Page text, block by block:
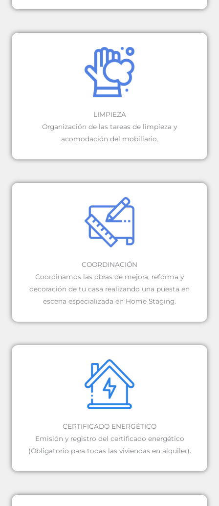
LIMPIEZA
Organización de las tareas de limpieza y
acomodación del mobiliario.
COORDINACIÓN
Coordinamos las obras de mejora, reforma y
decoración de tu casa realizando una puesta en
escena especializada en Home Staging.
CERTIFICADO ENERGÉTICO
Emisión y registro del certificado energético
(Obligatorio para todas las viviendas en alquiler).